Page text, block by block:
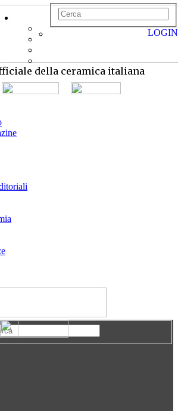
della ceramica italiana
LOGIN